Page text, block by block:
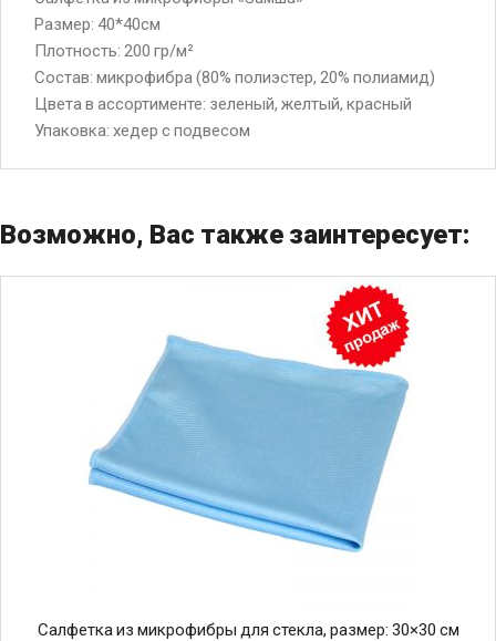
Размер: 40*40см
Плотность: 200 гp/м²
Состав: микрофибра (80% полиэстер, 20% полиамид)
Цвета в ассортименте: зеленый, желтый, красный
Упаковка: хедер с подвесом
Возможно, Вас также заинтересует:
Салфетка из микрофибры для стекла, размер: 30×30 см